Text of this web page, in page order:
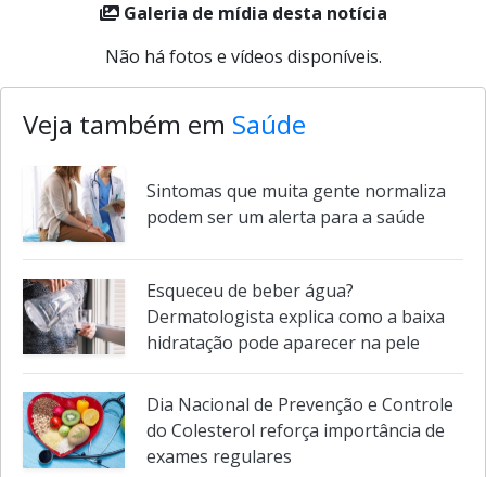
Galeria de mídia desta notícia
Não há fotos e vídeos disponíveis.
Veja também em Saúde
Sintomas que muita gente normaliza
podem ser um alerta para a saúde
Esqueceu de beber água?
Dermatologista explica como a baixa
hidratação pode aparecer na pele
Dia Nacional de Prevenção e Controle
do Colesterol reforça importância de
exames regulares